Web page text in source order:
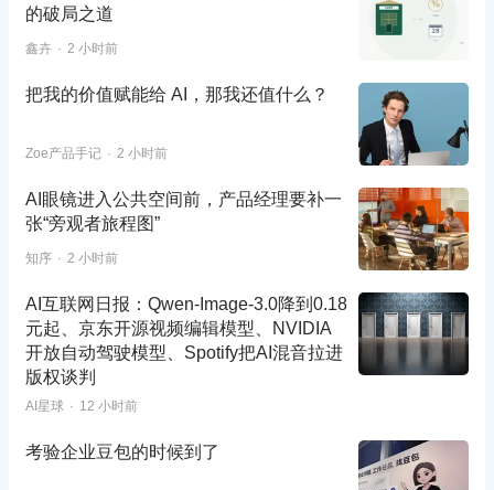
的破局之道
鑫卉 2 小时前
把我的价值赋能给 AI，那我还值什么？
Zoe产品手记 2 小时前
AI眼镜进入公共空间前，产品经理要补一
张“旁观者旅程图”
知序 2 小时前
AI互联网日报：Qwen-Image-3.0降到0.18
元起、京东开源视频编辑模型、NVIDIA
开放自动驾驶模型、Spotify把AI混音拉进
版权谈判
AI星球 12 小时前
考验企业豆包的时候到了